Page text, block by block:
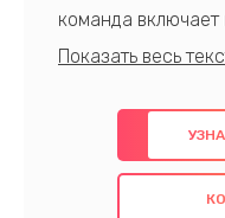
команда
профессионалов
предлагаем
использованием
также
проведенных